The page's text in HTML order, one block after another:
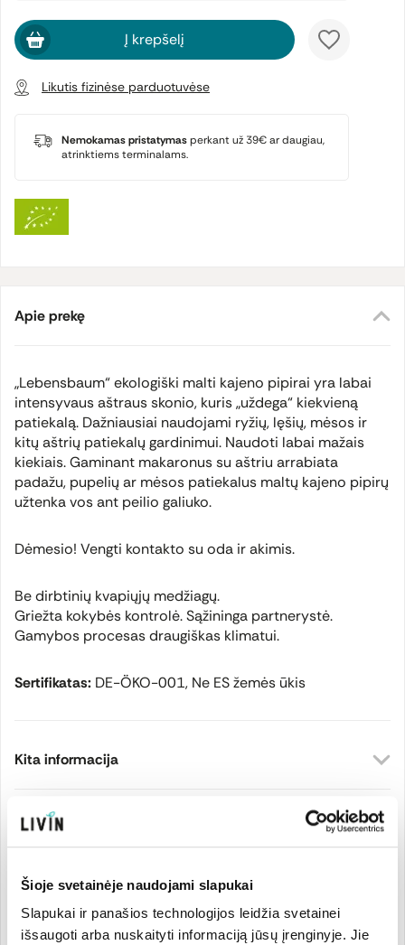
Šioje svetainėje naudojami slapukai
Slapukai ir panašios technologijos leidžia svetainei
išsaugoti arba nuskaityti informaciją jūsų įrenginyje. Jie
Į krepšelį
Likutis fizinėse parduotuvėse
Nemokamas pristatymasperkant už 39€ ar daugiau,
atrinktiems terminalams.
Apie prekę
„Lebensbaum“ ekologiški malti kajeno pipirai yra labai
intensyvaus aštraus skonio, kuris „uždega“ kiekvieną
patiekalą. Dažniausiai naudojami ryžių, lęšių, mėsos ir
kitų aštrių patiekalų gardinimui. Naudoti labai mažais
kiekiais. Gaminant makaronus su aštriu arrabiata
padažu, pupelių ar mėsos patiekalus maltų kajeno pipirų
užtenka vos ant peilio galiuko.
Dėmesio! Vengti kontakto su oda ir akimis.
Be dirbtinių kvapiųjų medžiagų.
Griežta kokybės kontrolė. Sąžininga partnerystė.
Gamybos procesas draugiškas klimatui.
Sertifikatas: DE-ÖKO-001, Ne ES žemės ūkis
Kita informacija
Gamintojas
Kilmės šalis:
Tanzanija
Prekės ženklo šalis:
Vokietija
Prekės kodas:
EAN kodas:401234615700